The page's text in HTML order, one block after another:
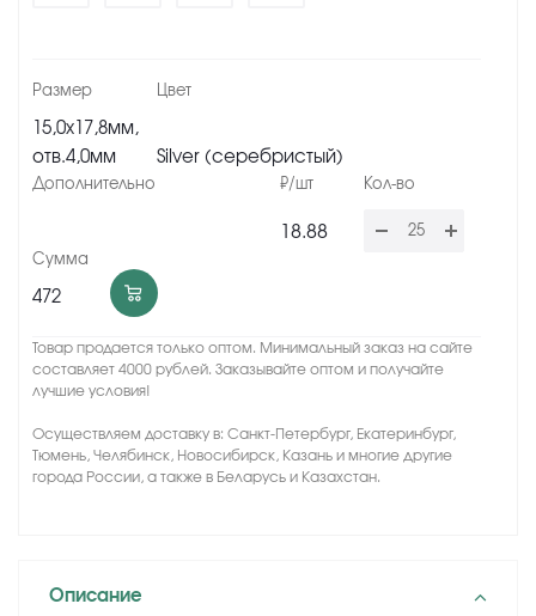
15,0х17,8мм,
отв.4,0мм
Silver (серебристый)
18.88
472
Товар продается только оптом. Минимальный заказ на сайте
составляет 4000 рублей. Заказывайте оптом и получайте
лучшие условия!
Осуществляем доставку в: Санкт-Петербург, Екатеринбург,
Тюмень, Челябинск, Новосибирск, Казань и многие другие
города России, а также в Беларусь и Казахстан.
Описание